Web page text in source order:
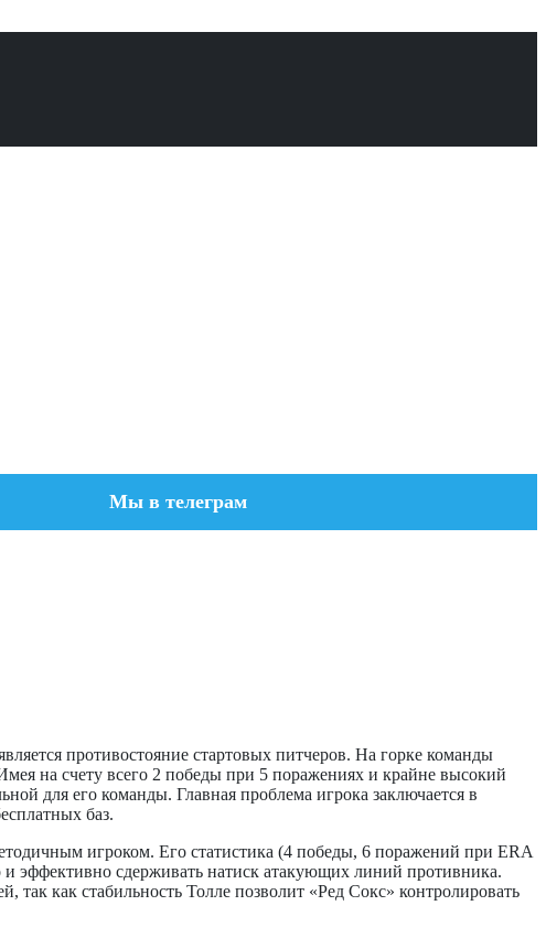
Мы в телеграм
противостояние стартовых питчеров. На горке команды
на счету всего 2 победы при 5 поражениях и крайне высокий
для его команды. Главная проблема игрока заключается в
баз.
игроком. Его статистика (4 победы, 6 поражений при ERA
эффективно сдерживать натиск атакующих линий противника.
так как стабильность Толле позволит «Ред Сокс» контролировать